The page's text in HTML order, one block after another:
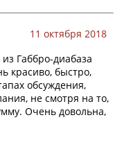
11 октября 2018
Габбро-диабаза
красиво, быстро,
обсуждения,
не смотря на то,
Очень довольна,